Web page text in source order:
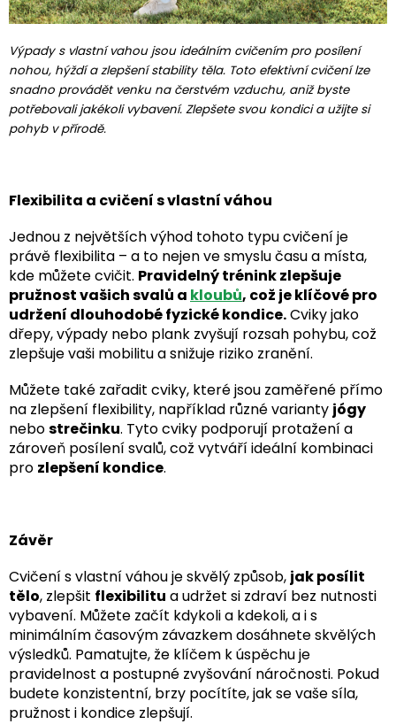
Výpady s vlastní vahou jsou ideálním cvičením pro posílení
nohou, hýždí a zlepšení stability těla. Toto efektivní cvičení lze
snadno provádět venku na čerstvém vzduchu, aniž byste
potřebovali jakékoli vybavení. Zlepšete svou kondici a užijte si
pohyb v přírodě.
Flexibilita a cvičení s vlastní váhou
Jednou z největších výhod tohoto typu cvičení je
právě flexibilita – a to nejen ve smyslu času a místa,
kde můžete cvičit. Pravidelný trénink zlepšuje
pružnost vašich svalů a kloubů, což je klíčové pro
udržení dlouhodobé fyzické kondice.Cviky jako
dřepy, výpady nebo plank zvyšují rozsah pohybu, což
zlepšuje vaši mobilitu a snižuje riziko zranění.
Můžete také zařadit cviky, které jsou zaměřené přímo
na zlepšení flexibility, například různé varianty jógy
nebostrečinku. Tyto cviky podporují protažení a
zároveň posílení svalů, což vytváří ideální kombinaci
pro zlepšení kondice.
Závěr
Cvičení s vlastní váhou je skvělý způsob, jak posílit
tělo, zlepšit flexibilitu a udržet si zdraví bez nutnosti
vybavení. Můžete začít kdykoli a kdekoli, a i s
minimálním časovým závazkem dosáhnete skvělých
výsledků. Pamatujte, že klíčem k úspěchu je
pravidelnost a postupné zvyšování náročnosti. Pokud
budete konzistentní, brzy pocítíte, jak se vaše síla,
pružnost i kondice zlepšují.